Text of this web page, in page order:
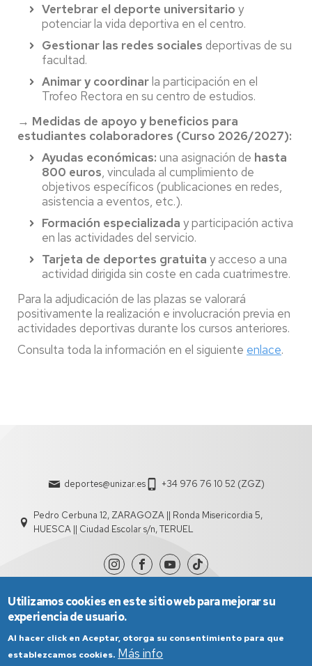
Vertebrar el deporte universitario y
potenciar la vida deportiva en el centro.
Gestionar las redes sociales deportivas de su
facultad.
Animar y coordinarla participación en el
Trofeo Rectora en su centro de estudios.
→ Medidas de apoyo y beneficios para
estudiantes colaboradores (Curso 2026/2027):
Ayudas económicas: una asignación de hasta
800 euros, vinculada al cumplimiento de
objetivos específicos (publicaciones en redes,
asistencia a eventos, etc.).
Formación especializada y participación activa
en las actividades del servicio.
Tarjeta de deportes gratuita y acceso a una
actividad dirigida sin coste en cada cuatrimestre.
Para la adjudicación de las plazas se valorará
positivamente la realización e involucración previa en
actividades deportivas durante los cursos anteriores.
Consulta toda la información en el siguiente enlace.
deportes@unizar.es +34 976 76 10 52 (ZGZ)
Pedro Cerbuna 12, ZARAGOZA || Ronda Misericordia 5,
HUESCA || Ciudad Escolar s/n, TERUEL
Utilizamos cookies en este sitio web para mejorar su
experiencia de usuario.
Al hacer click en Aceptar, otorga su consentimiento para que
establezcamos cookies. Más info